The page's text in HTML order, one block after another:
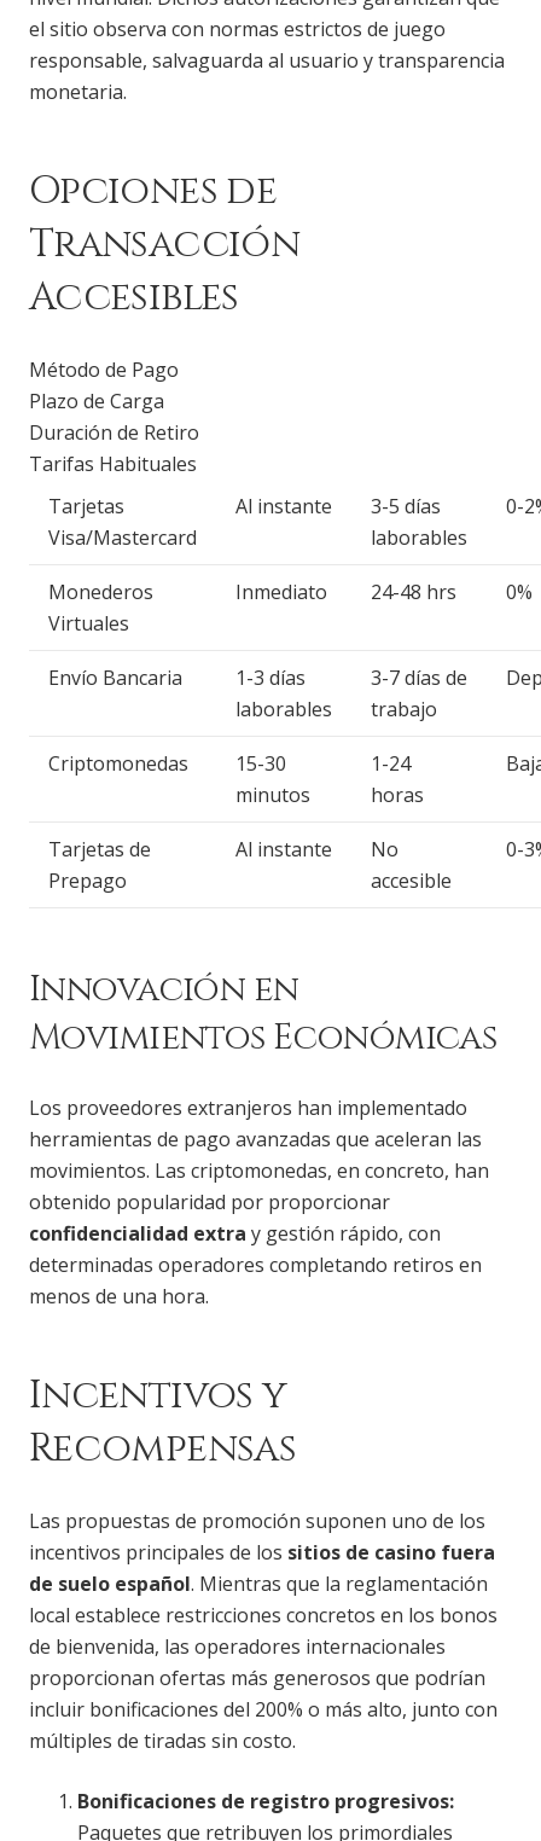
el sitio observa con normas estrictos de juego
responsable, salvaguarda al usuario y transparencia
monetaria.
Opciones de
Transacción
Accesibles
Método de Pago
Plazo de Carga
Duración de Retiro
Tarifas Habituales
Tarjetas
Visa/Mastercard
Al instante
3-5 días
laborables
0-
Monederos
Virtuales
Inmediato 24-48 hrs 0%
Envío Bancaria
1-3 días
laborables
3-7 días de
trabajo
Criptomonedas
15-30
minutos
1-24
horas
Tarjetas de
Prepago
Al instante
No
accesible
0-
Innovación en
Movimientos Económicas
Los proveedores extranjeros han implementado
herramientas de pago avanzadas que aceleran las
movimientos. Las criptomonedas, en concreto, han
obtenido popularidad por proporcionar
confidencialidad extra y gestión rápido, con
determinadas operadores completando retiros en
menos de una hora.
Incentivos y
Recompensas
Las propuestas de promoción suponen uno de los
incentivos principales de los sitios de casino fuera
de suelo español. Mientras que la reglamentación
local establece restricciones concretos en los bonos
de bienvenida, las operadores internacionales
proporcionan ofertas más generosos que podrían
incluir bonificaciones del 200% o más alto, junto con
múltiples de tiradas sin costo.
Bonificaciones de registro progresivos:
Paquetes que retribuyen los primordiales